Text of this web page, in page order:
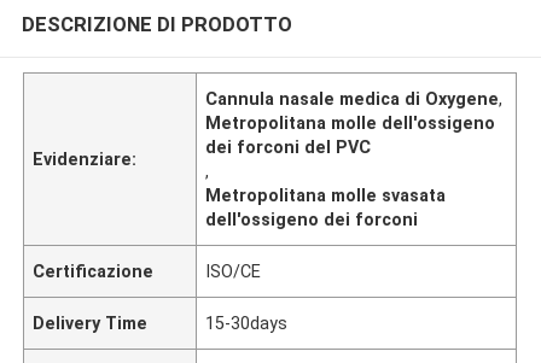
DESCRIZIONE DI PRODOTTO
Evidenziare:
Cannula nasale medica di Oxygene,
Metropolitana molle dell'ossigeno
dei forconi del PVC
,
Metropolitana molle svasata
dell'ossigeno dei forconi
Certificazione ISO/CE
Delivery Time 15-30days